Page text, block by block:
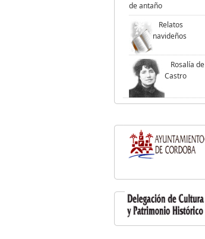
de antaño
Relatos
navideños
Rosalía de
Castro